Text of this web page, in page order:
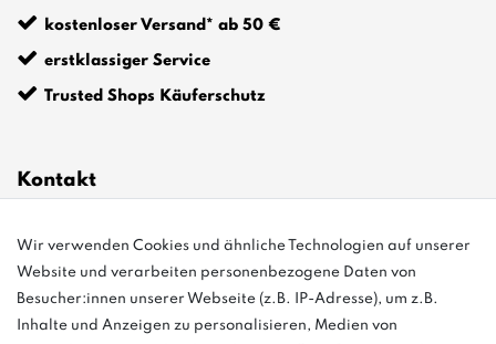
kostenloser Versand* ab 50 €
erstklassiger Service
Trusted Shops Käuferschutz
Kontakt
info@bonvenon.de
03763 4048350
Montag - Freitag, 08:00 - 16:00
Wir verwenden Cookies und ähnliche Technologien auf unserer
Website und verarbeiten personenbezogene Daten von
Besucher:innen unserer Webseite (z.B. IP-Adresse), um z.B.
Inhalte und Anzeigen zu personalisieren, Medien von